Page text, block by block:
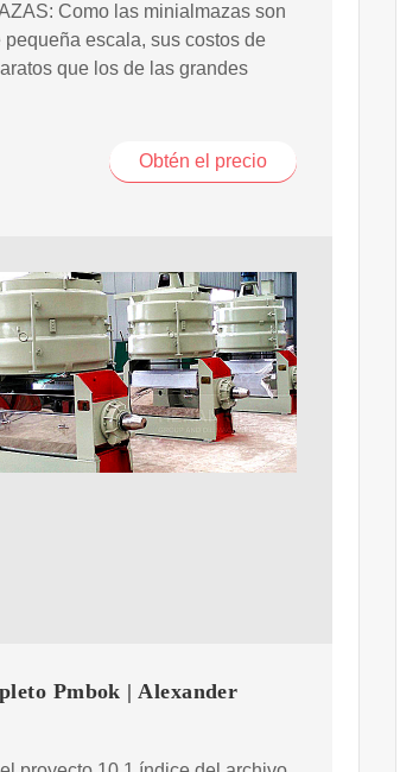
Como las minialmazas son
escala, sus costos de
que los de las grandes
Obtén el precio
Pmbok | Alexander